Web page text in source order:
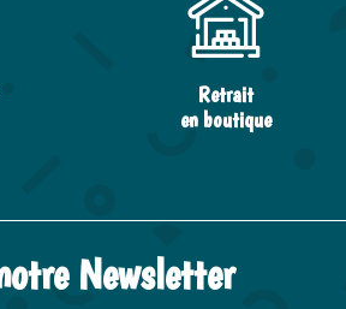
Retrait
en boutique
Newsletter